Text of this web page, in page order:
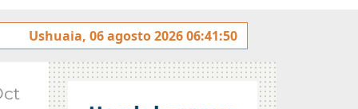
Escuela Municipal de Emprendedores impulsa la
Ushuaia, 06 agosto 2026 06:41:50